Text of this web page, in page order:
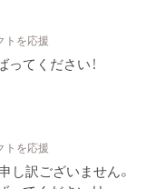
トを応援
てください！
トを応援
し訳ございません。